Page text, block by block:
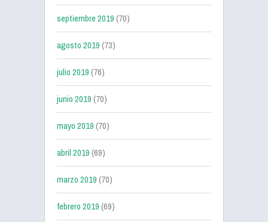
septiembre 2019(70)
agosto 2019(73)
julio 2019(76)
junio 2019(70)
mayo 2019(70)
abril 2019(69)
marzo 2019(70)
febrero 2019(69)